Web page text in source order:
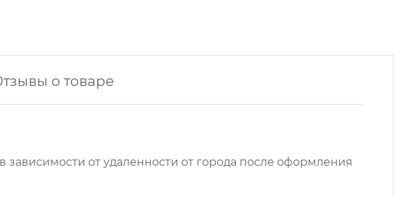
о товаре
от удаленности от города после оформления